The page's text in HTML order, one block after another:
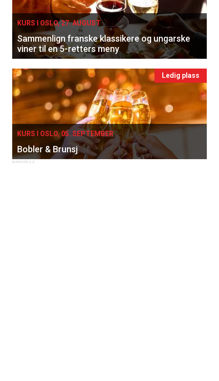
KURS I OSLO, 27. AUGUST
Sammenlign franske klassikere og ungarske
viner til en 5-retters meny
Ledig plass
KURS I OSLO, 05. SEPTEMBER
Bobler & Brunsj